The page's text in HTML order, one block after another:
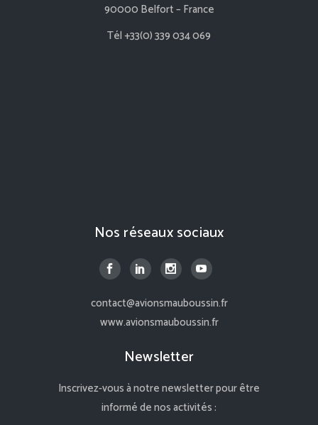
90000 Belfort – France
Tél +33(0) 339 034 069
Nos réseaux sociaux
contact@avionsmauboussin.fr
www.avionsmauboussin.fr
Newsletter
Inscrivez-vous à notre newsletter pour être
informé de nos activités :